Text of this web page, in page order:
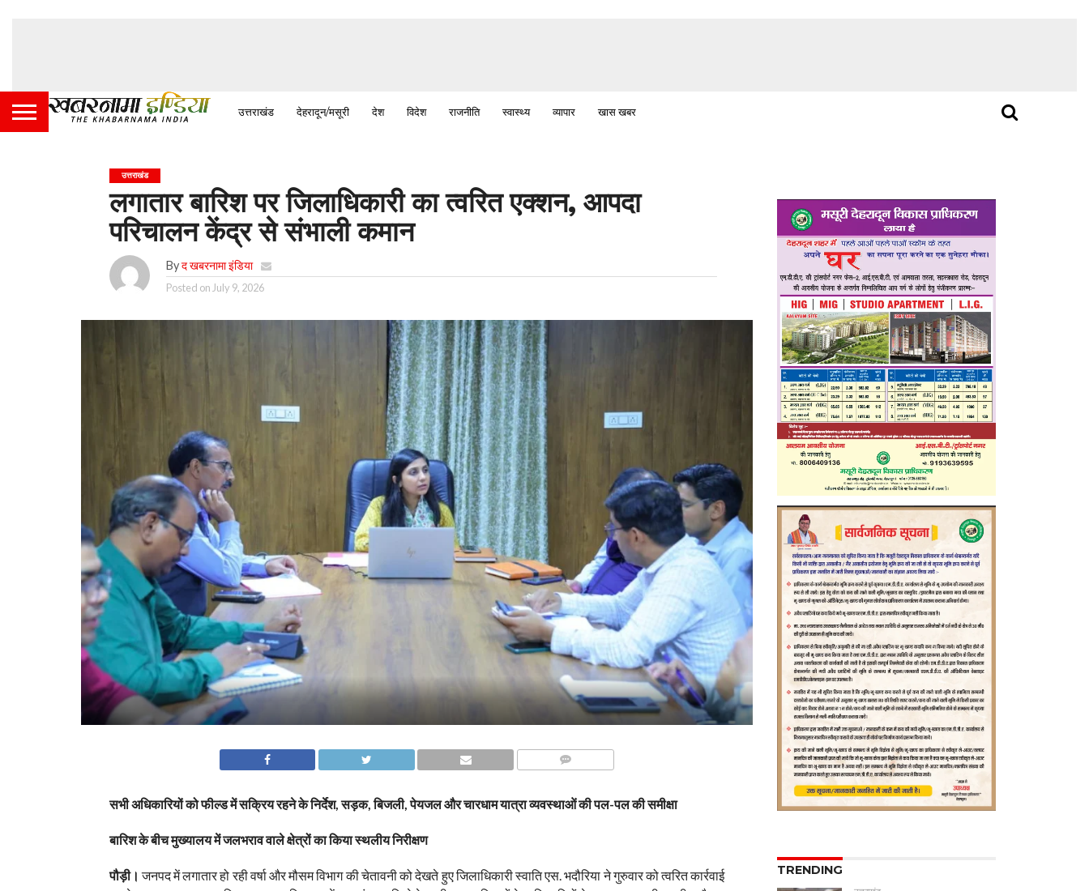
उत्तराखंड देहरादून/मसूरी देश विदेश राजनीति स्वास्थ्य व्यापार खास खबर
उत्तराखंड
लगातार बारिश पर जिलाधिकारी का त्वरित एक्शन, आपदा
परिचालन केंद्र से संभाली कमान
Byद खबरनामा इंडिया
Posted on July 9, 2026
सभी अधिकारियों को फील्ड में सक्रिय रहने के निर्देश, सड़क, बिजली, पेयजल और चारधाम यात्रा व्यवस्थाओं की पल-पल की समीक्षा
बारिश के बीच मुख्यालय में जलभराव वाले क्षेत्रों का किया स्थलीय निरीक्षण
पौड़ी।जनपद में लगातार हो रही वर्षा और मौसम विभाग की चेतावनी को देखते हुए जिलाधिकारी स्वाति एस. भदौरिया ने गुरुवार को त्वरित कार्रवाई
TRENDING